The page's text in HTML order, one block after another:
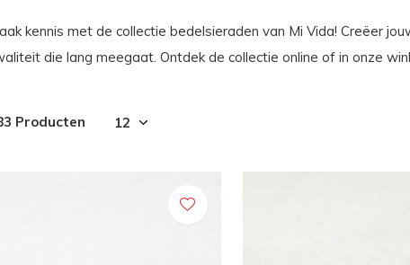
kennis met de collectie bedelsieraden van Mi Vida! Creëer
die lang meegaat. Ontdek de collectie online of in onze
Producten